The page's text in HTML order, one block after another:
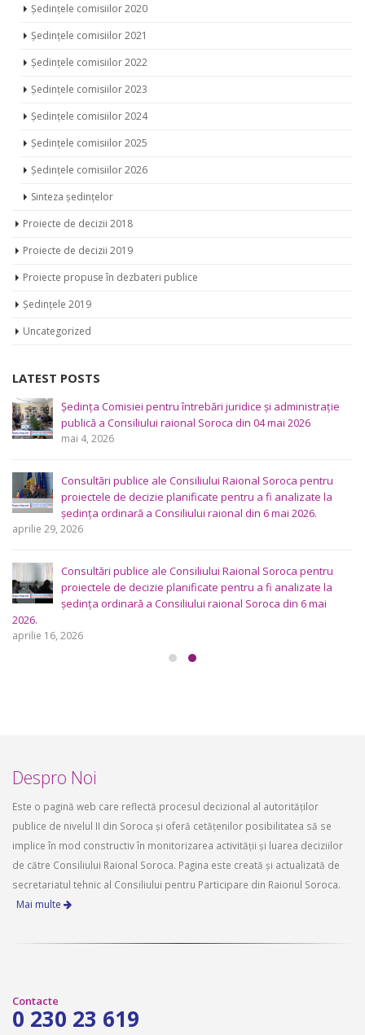
Ședințele comisiilor 2020
Ședințele comisiilor 2021
Ședințele comisiilor 2022
Ședințele comisiilor 2023
Ședințele comisiilor 2024
Ședințele comisiilor 2025
Ședințele comisiilor 2026
Sinteza ședințelor
Proiecte de decizii 2018
Proiecte de decizii 2019
Proiecte propuse în dezbateri publice
Ședințele 2019
Uncategorized
LATEST POSTS
Ședința Comisiei pentru întrebări juridice şi administraţie
publică a Consiliului raional Soroca din 04 mai 2026
mai 4, 2026
Consultări publice ale Consiliului Raional Soroca pentru
proiectele de decizie planificate pentru a fi analizate la
ședința ordinară a Consiliului raional din 6 mai 2026.
aprilie 29, 2026
Consultări publice ale Consiliului Raional Soroca pentru
proiectele de decizie planificate pentru a fi analizate la
ședința ordinară a Consiliului raional Soroca din 6 mai
2026.
aprilie 16, 2026
Despro Noi
Este o pagină web care reflectă procesul decizional al autorităților
publice de nivelul II din Soroca și oferă cetățenilor posibilitatea să se
implice în mod constructiv în monitorizarea activității și luarea deciziilor
de către Consiliului Raional Soroca. Pagina este creată și actualizată de
secretariatul tehnic al Consiliului pentru Participare din Raionul Soroca.
Contacte